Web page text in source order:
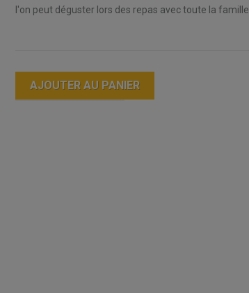
l'on peut déguster lors des repas avec toute la famille.
AJOUTER AU PANIER